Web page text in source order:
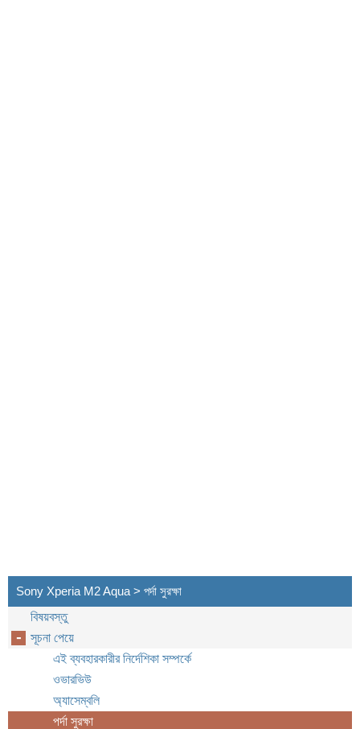
Sony Xperia M2 Aqua > পর্দা সুরক্ষা
বিষয়বস্তু
সূচনা পেয়ে
এই ব্যবহারকারীর নির্দেশিকা সম্পর্কে
ওভারভিউ
অ্যাসেম্বলি
পর্দা সুরক্ষা